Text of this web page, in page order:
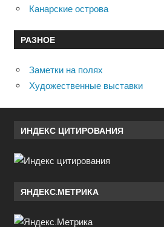
Канарские острова
РАЗНОЕ
Заметки на полях
Художественные выставки
ИНДЕКС ЦИТИРОВАНИЯ
ЯНДЕКС.МЕТРИКА